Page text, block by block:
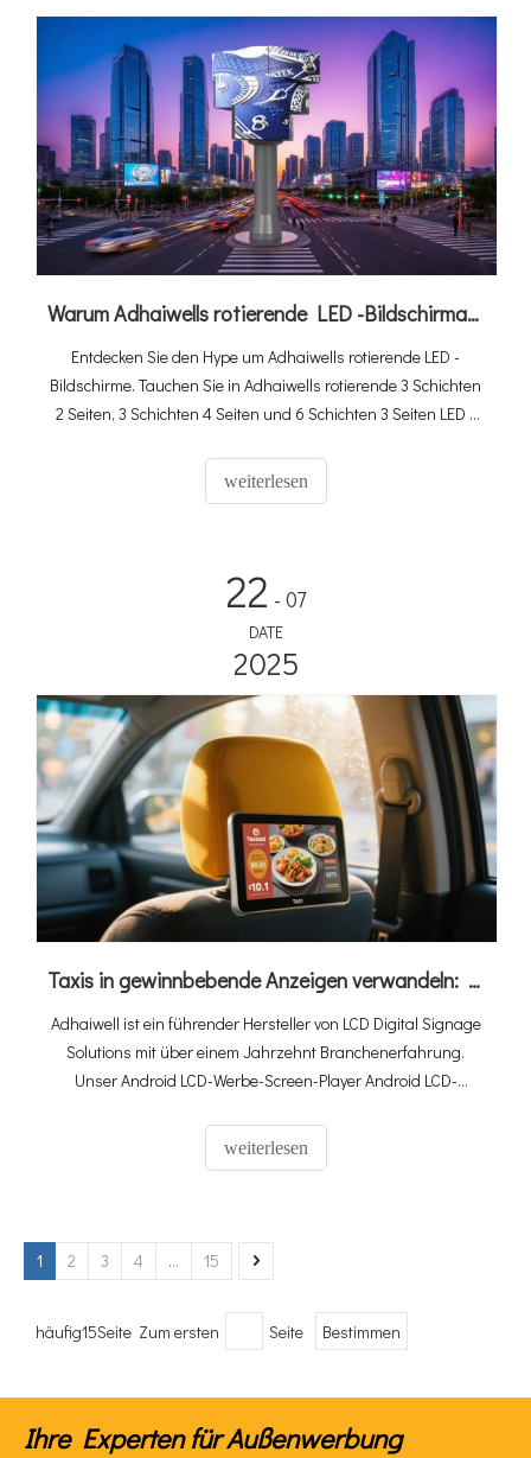
Warum Adhaiwells rotierende LED -Bildschirmanzeigeplakat tendiert
Entdecken Sie den Hype um Adhaiwells rotierende LED -
Bildschirme. Tauchen Sie in Adhaiwells rotierende 3 Schichten
2 Seiten, 3 Schichten 4 Seiten und 6 Schichten 3 Seiten LED -
atemberaubenden 360 ° -Blick und wie sie Räume von
Einkaufszentren zu Stadien verwandeln.
weiterlesen
22 - 07
DATE
2025
Taxis in gewinnbebende Anzeigen verwandeln: Erforschen der Kraft der digitalen LCD-Beschilderung
Adhaiwell ist ein führender Hersteller von LCD Digital Signage
Solutions mit über einem Jahrzehnt Branchenerfahrung.
Unser Android LCD-Werbe-Screen-Player Android LCD-
Werbeplattformen verwandeln, die Aufmerksamkeit der
Passagiere auf sich ziehen und die Reichweite der
weiterlesen
1 2 3 4 ... 15
häufig15Seite Zum ersten Seite Bestimmen
Ihre Experten für Außenwerbung